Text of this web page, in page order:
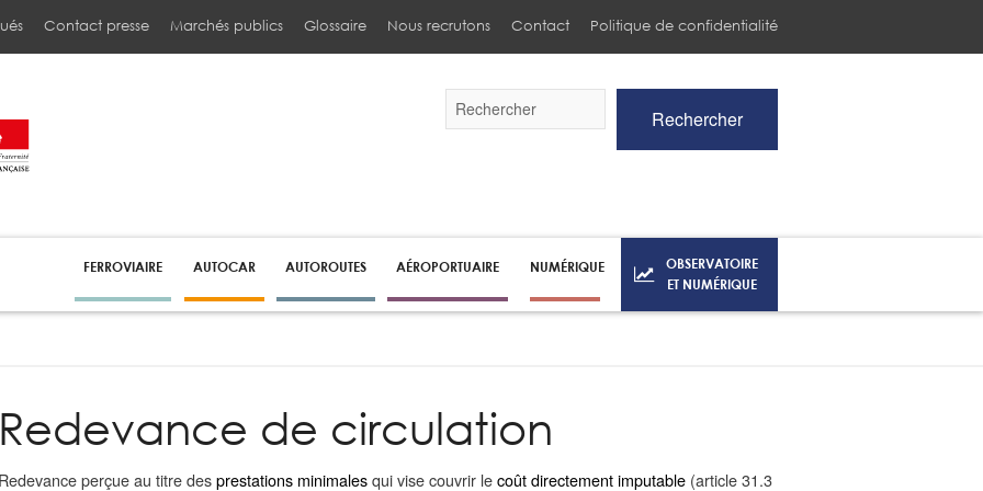
Contact presse Marchés publics Glossaire Nous recrutons Contact Politique de confidentialité
par
la
Rechercher
FERROVIAIRE AUTOCAR AUTOROUTES AÉROPORTUAIRE NUMÉRIQUE
OBSERVATOIRE
ET NUMÉRIQUE
de circulation
perçue au titre desprestations minimalesqui vise couvrir lecoût directement imputable (article 31.3